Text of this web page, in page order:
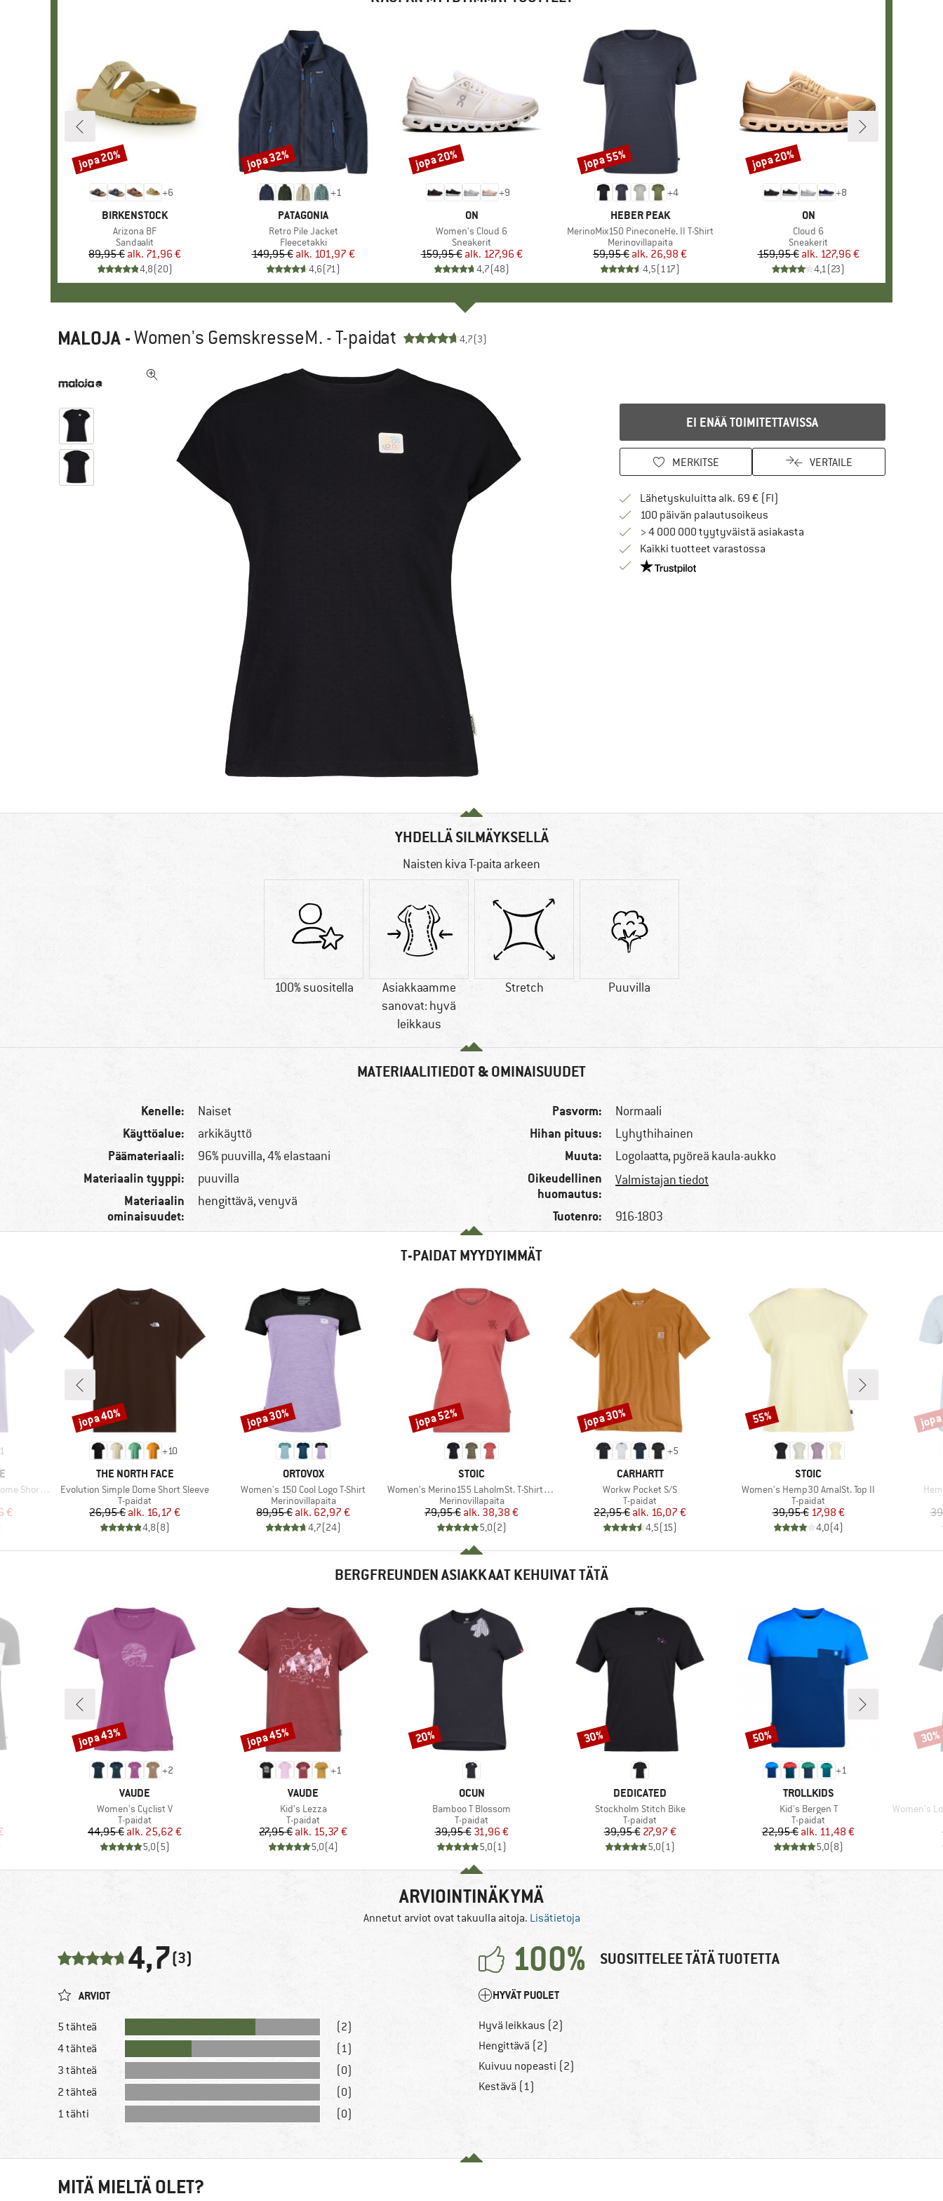
+6
MERKKI
BIRKENSTOCK
Tuote
Arizona BF
Tuoteryhmä
Sandaalit
Hinta
89,95 € Alennettu hinta
alk. 71,96 €
4,8(20)
Alennus
jopa 20%
+1
MERKKI
PATAGONIA
Tuote
Retro Pile Jacket
Tuoteryhmä
Fleecetakki
Hinta
149,95 € Alennettu hinta
alk. 101,97 €
4,6(71)
Alennus
jopa 32%
+9
MERKKI
ON
Tuote
Women's Cloud 6
Tuoteryhmä
Sneakerit
Hinta
159,95 € Alennettu hinta
alk. 127,96 €
4,7(48)
Alennus
jopa 20%
+4
MERKKI
HEBER PEAK
Tuote
MerinoMix150 PineconeHe. II T-Shirt
Tuoteryhmä
Merinovillapaita
Hinta
59,95 € Alennettu hinta
alk. 26,98 €
4,5(117)
Alennus
jopa 55%
+8
MERKKI
ON
Tuote
Cloud 6
Tuoteryhmä
Sneakerit
Hinta
159,95 € Alennettu hinta
alk. 127,96 €
4,1(23)
Alennus
jopa 20%
MALOJA -Women's GemskresseM. - T-paidat 4,7(3)
EI ENÄÄ TOIMITETTAVISSA
MERKITSE VERTAILE
Lähetyskuluitta alk. 69 € (FI)
100 päivän palautusoikeusSiirry palautusoikeuteen täältä
> 4 000 000 tyytyväistä asiakasta
Kaikki tuotteet varastossa
Meillä on Trustpilot -sertifiointi - lue lisää tästä!
YHDELLÄ SILMÄYKSELLÄ
Naisten kiva T-paita arkeen
100% suositella
Asiakkaamme
sanovat: hyvä
leikkaus
Stretch Puuvilla
MATERIAALITIEDOT & OMINAISUUDET
Kenelle: Naiset
Käyttöalue: arkikäyttö
Päämateriaali: 96% puuvilla, 4% elastaani
Materiaalin tyyppi: puuvilla
Materiaalin
ominaisuudet:
hengittävä, venyvä
Pasvorm: Normaali
Hihan pituus: Lyhythihainen
Muuta: Logolaatta, pyöreä kaula-aukko
Oikeudellinen
huomautus:
Valmistajan tiedot
Tuotenro: 916-1803
T-PAIDAT MYYDYIMMÄT
1
Sleeve
hinta
€
+10
MERKKI
THE NORTH FACE
Tuote
Evolution Simple Dome Short Sleeve
Tuoteryhmä
T-paidat
Hinta
26,95 € Alennettu hinta
alk. 16,17 €
4,8(8)
Alennus
jopa 40%
MERKKI
ORTOVOX
Tuote
Women's 150 Cool Logo T-Shirt
Tuoteryhmä
Merinovillapaita
Hinta
89,95 € Alennettu hinta
alk. 62,97 €
4,7(24)
Alennus
jopa 30%
MERKKI
STOIC
Tuote
Women's Merino155 LaholmSt. T-Shirt Daisy Flower
Tuoteryhmä
Merinovillapaita
Hinta
79,95 € Alennettu hinta
alk. 38,38 €
5,0(2)
Alennus
jopa 52%
+5
MERKKI
CARHARTT
Tuote
Workw Pocket S/S
Tuoteryhmä
T-paidat
Hinta
22,95 € Alennettu hinta
alk. 16,07 €
4,5(15)
Alennus
jopa 30%
MERKKI
STOIC
Tuote
Women's Hemp30 AmalSt. Top II
Tuoteryhmä
T-paidat
Hinta
39,95 €Alennettu hinta
17,98 €
4,0(4)
Alennus
55%
BERGFREUNDEN ASIAKKAAT KEHUIVAT TÄTÄ
hinta
+2
MERKKI
VAUDE
Tuote
Women's Cyclist V
Tuoteryhmä
T-paidat
Hinta
44,95 € Alennettu hinta
alk. 25,62 €
5,0(5)
Alennus
jopa 43%
+1
MERKKI
VAUDE
Tuote
Kid's Lezza
Tuoteryhmä
T-paidat
Hinta
27,95 € Alennettu hinta
alk. 15,37 €
5,0(4)
Alennus
jopa 45%
MERKKI
OCUN
Tuote
Bamboo T Blossom
Tuoteryhmä
T-paidat
Hinta
39,95 €Alennettu hinta
31,96 €
5,0(1)
Alennus
20%
MERKKI
DEDICATED
Tuote
Stockholm Stitch Bike
Tuoteryhmä
T-paidat
Hinta
39,95 €Alennettu hinta
27,97 €
5,0(1)
Alennus
30%
+1
MERKKI
TROLLKIDS
Tuote
Kid's Bergen T
Tuoteryhmä
T-paidat
Hinta
22,95 € Alennettu hinta
alk. 11,48 €
5,0(8)
Alennus
50%
Tuote
Women's Loose
30%
ARVIOINTINÄKYMÄ
Annetut arviot ovat takuulla aitoja. Lisätietoja
4,7(3) 100% SUOSITTELEE TÄTÄ TUOTETTA
ARVIOT
5 tähteä
(2)
4 tähteä
(1)
3 tähteä
(0)
2 tähteä
(0)
1 tähti
(0)
HYVÄT PUOLET
Hyvä leikkaus (2)
Hengittävä (2)
Kuivuu nopeasti (2)
Kestävä (1)
MITÄ MIELTÄ OLET?